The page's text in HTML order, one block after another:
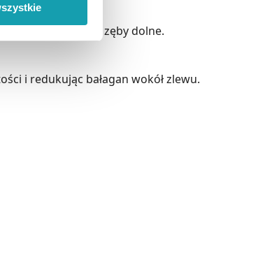
do
minutę myje zęby dolne.
i redukując bałagan wokół zlewu.